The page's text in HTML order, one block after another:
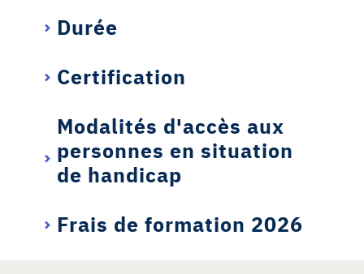
Durée
Certification
Modalités d'accès aux
personnes en situation
de handicap
Frais de formation 2026